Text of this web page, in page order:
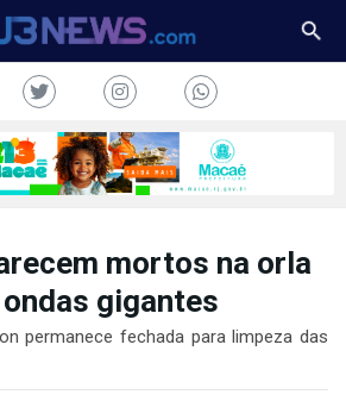
mortos na orla
gigantes
permanece fechada para limpeza das